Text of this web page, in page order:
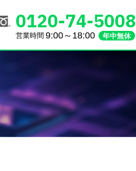
0120-74-5008
営業時間 9:00～18:00 年中無休